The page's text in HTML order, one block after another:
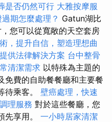
是否仍然可行 大雅按摩服
期怎麼處理？ Gatun湖比
您可以從寬敞的天空套房
，提升自信，塑造理想曲
供法律解決方案 台中整骨
清潔需求 以特殊為主題的
免費的自助餐餐廳和主要餐
待乘客。 壁癌處理，快速
理服務 對於這些餐廳，您
先享用。 一小時居家清潔